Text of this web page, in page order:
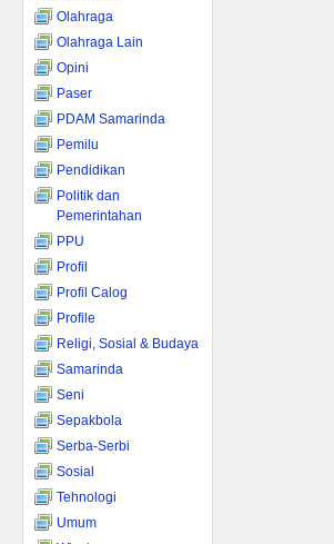
Olahraga
Olahraga Lain
Opini
Paser
PDAM Samarinda
Pemilu
Pendidikan
Politik dan
Pemerintahan
PPU
Profil
Profil Calog
Profile
Religi, Sosial & Budaya
Samarinda
Seni
Sepakbola
Serba-Serbi
Sosial
Tehnologi
Umum